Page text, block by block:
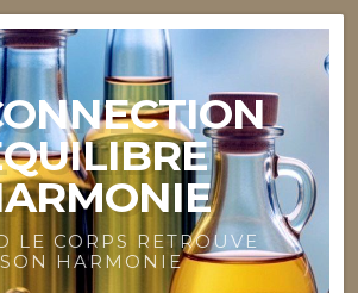
LE CORPS RETROUVE
SON HARMONIE